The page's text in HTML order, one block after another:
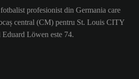
profesionist din Germania care
central (CM) pentru St. Louis CITY
Löwen este 74.